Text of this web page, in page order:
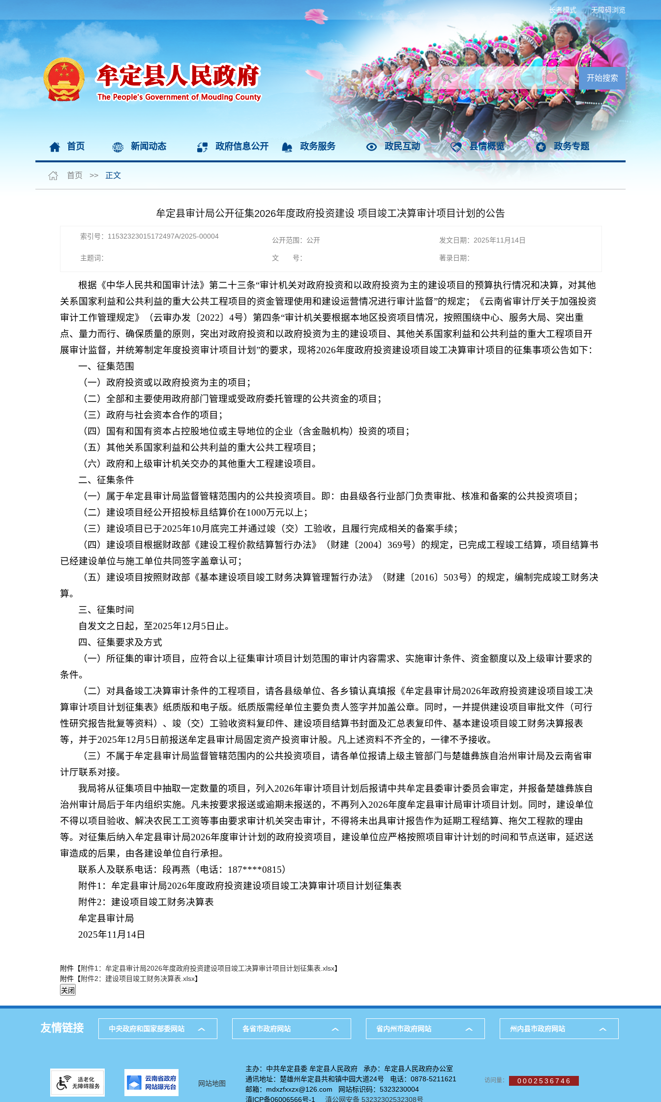
无障碍浏览
长者模式
首页 新闻动态 政府信息公开 政务服务 政民互动 县情概览 政务专题
首页 >> 正文
牟定县审计局公开征集2026年度政府投资建设 项目竣工决算审计项目计划的公告
索引号：11532323015172497A/2025-00004 公开范围：公开 发文日期：2025年11月14日
主题词： 文 号： 著录日期：
根据《中华人民共和国审计法》第二十三条“审计机关对政府投资和以政府投资为主的建设项目的预算执行情况和决算，对其他
关系国家利益和公共利益的重大公共工程项目的资金管理使用和建设运营情况进行审计监督”的规定；《云南省审计厅关于加强投资
审计工作管理规定》（云审办发〔2022〕4号）第四条“审计机关要根据本地区投资项目情况，按照围绕中心、服务大局、突出重
点、量力而行、确保质量的原则，突出对政府投资和以政府投资为主的建设项目、其他关系国家利益和公共利益的重大工程项目开
展审计监督，并统筹制定年度投资审计项目计划”的要求，现将2026年度政府投资建设项目竣工决算审计项目的征集事项公告如下：
一、征集范围
（一）政府投资或以政府投资为主的项目；
（二）全部和主要使用政府部门管理或受政府委托管理的公共资金的项目；
（三）政府与社会资本合作的项目；
（四）国有和国有资本占控股地位或主导地位的企业（含金融机构）投资的项目；
（五）其他关系国家利益和公共利益的重大公共工程项目；
（六）政府和上级审计机关交办的其他重大工程建设项目。
二、征集条件
（一）属于牟定县审计局监督管辖范围内的公共投资项目。即：由县级各行业部门负责审批、核准和备案的公共投资项目；
（二）建设项目经公开招投标且结算价在1000万元以上；
（三）建设项目已于2025年10月底完工并通过竣（交）工验收，且履行完成相关的备案手续；
（四）建设项目根据财政部《建设工程价款结算暂行办法》（财建〔2004〕369号）的规定，已完成工程竣工结算，项目结算书
已经建设单位与施工单位共同签字盖章认可；
（五）建设项目按照财政部《基本建设项目竣工财务决算管理暂行办法》（财建〔2016〕503号）的规定，编制完成竣工财务决
算。
三、征集时间
自发文之日起，至2025年12月5日止。
四、征集要求及方式
（一）所征集的审计项目，应符合以上征集审计项目计划范围的审计内容需求、实施审计条件、资金额度以及上级审计要求的
条件。
（二）对具备竣工决算审计条件的工程项目，请各县级单位、各乡镇认真填报《牟定县审计局2026年政府投资建设项目竣工决
算审计项目计划征集表》纸质版和电子版。纸质版需经单位主要负责人签字并加盖公章。同时，一并提供建设项目审批文件（可行
性研究报告批复等资料）、竣（交）工验收资料复印件、建设项目结算书封面及汇总表复印件、基本建设项目竣工财务决算报表
等，并于2025年12月5日前报送牟定县审计局固定资产投资审计股。凡上述资料不齐全的，一律不予接收。
（三）不属于牟定县审计局监督管辖范围内的公共投资项目，请各单位报请上级主管部门与楚雄彝族自治州审计局及云南省审
计厅联系对接。
我局将从征集项目中抽取一定数量的项目，列入2026年审计项目计划后报请中共牟定县委审计委员会审定，并报备楚雄彝族自
治州审计局后于年内组织实施。凡未按要求报送或逾期未报送的，不再列入2026年度牟定县审计局审计项目计划。同时，建设单位
不得以项目验收、解决农民工工资等事由要求审计机关突击审计，不得将未出具审计报告作为延期工程结算、拖欠工程款的理由
等。对征集后纳入牟定县审计局2026年度审计计划的政府投资项目，建设单位应严格按照项目审计计划的时间和节点送审，延迟送
审造成的后果，由各建设单位自行承担。
联系人及联系电话：段再燕（电话：187****0815）
附件1：牟定县审计局2026年度政府投资建设项目竣工决算审计项目计划征集表
附件2：建设项目竣工财务决算表
牟定县审计局
2025年11月14日
附件【附件1：牟定县审计局2026年度政府投资建设项目竣工决算审计项目计划征集表.xlsx】
附件【附件2：建设项目竣工财务决算表.xlsx】
友情链接 中央政府和国家部委网站 各省市政府网站 省内州市政府网站 州内县市政府网站
网站地图
主办：中共牟定县委 牟定县人民政府 承办：牟定县人民政府办公室
通讯地址：楚雄州牟定县共和镇中园大道24号 电话：0878-5211621
邮箱：mdxzfxxzx@126.com 网站标识码：5323230004
滇ICP备06006566号-1
滇公网安备 53232302532308号
访问量： 0002536746